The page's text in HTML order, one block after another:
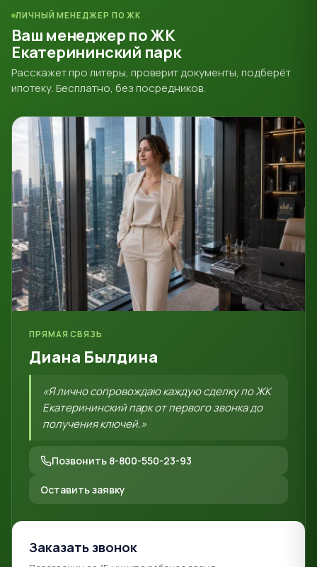
ЛИЧНЫЙ МЕНЕДЖЕР ПО ЖК
Ваш менеджер по ЖК
Екатерининский парк
Расскажет про литеры, проверит документы, подберёт
ипотеку. Бесплатно, без посредников.
ПРЯМАЯ СВЯЗЬ
Диана Былдина
«Я лично сопровождаю каждую сделку по ЖК
Екатерининский парк от первого звонка до
получения ключей.»
Позвонить 8-800-550-23-93
Оставить заявку
Заказать звонок